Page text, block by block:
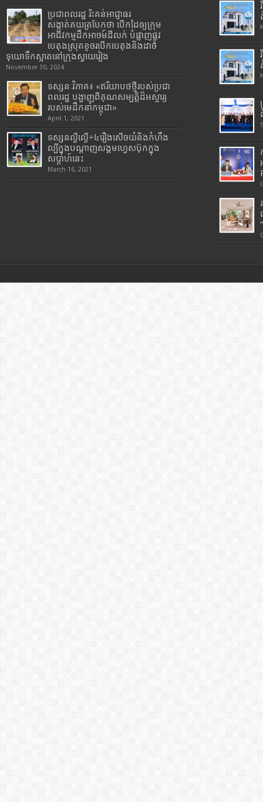
ប្រជាពលរដ្ឋ រិះគន់អាជ្ញាធរ
សង្កាត់គយត្របែកថា បើកដៃឲ្យក្រុម
អាជីវកម្មដឹកអាចម៍ដីលក់ បំផ្លាញផ្លូវ
បេតុងស្រុតខូចរបើកបេតុងនិងដាច់
ទុយោទឹកស្អាតនៅក្រុងស្វាយរៀង
November 30, 2024
ទស្សនៈវិភាគ៖ «ឥរិយាបថថ្មីរបស់ប្រជា
ពលរដ្ឋ បង្ហាញពីគុណសម្បត្តិដ៏អស្ចារ្យ
របស់មេដឹកនាំកម្ពុជា»
April 1, 2021
ទស្សនល្ងីល្ងើ÷៤រឿងសើចយំនិងកំហឹង
ល្បីក្នុងបណ្តាញសង្គមហ្វេសប៊ុកក្នុង
សប្តាហ៍នេះ
March 16, 2021